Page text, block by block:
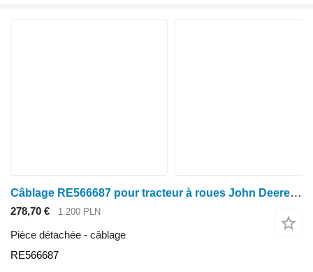
Câblage RE566687 pour tracteur à roues John Deere seria 6000 7000 8000 R
278,70 € 1.200 PLN
Pièce détachée - câblage
RE566687